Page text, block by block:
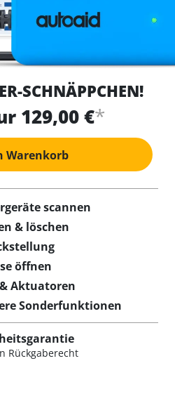
SCHNÄPPCHEN!
129,00 €*
Warenkorb
scannen
& löschen
öffnen
Aktuatoren
Sonderfunktionen
Rückgaberecht